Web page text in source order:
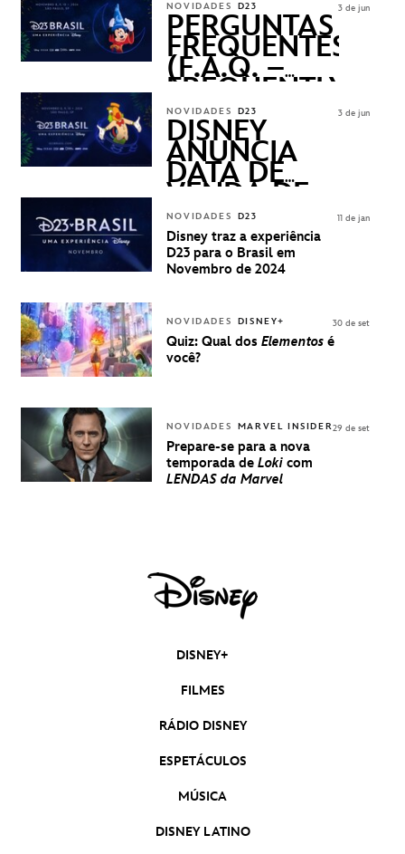
NOVIDADES D23
PERGUNTAS
FREQUENTES
(F.A.Q. –
FREQUENTLY
ASKED
QUESTIONS)
3 de jun
NOVIDADES D23
DISNEY
ANUNCIA
DATA DE
VENDA DE
INGRESSOS
PARA A D23
BRASIL -
UMA
DISNEY
3 de jun
NOVIDADES D23
Disney traz a experiência
D23 para o Brasil em
Novembro de 2024
11 de jan
NOVIDADES DISNEY+
Quiz: Qual dos Elementos é
você?
30 de set
NOVIDADES MARVEL INSIDER
Prepare-se para a nova
temporada de Loki com
LENDAS da Marvel
29 de set
DISNEY+
FILMES
RÁDIO DISNEY
ESPETÁCULOS
MÚSICA
DISNEY LATINO